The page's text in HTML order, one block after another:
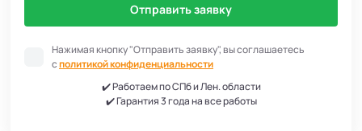
Отправить заявку
Нажимая кнопку "Отправить заявку", вы соглашаетесь
сполитикой конфиденциальности
✔️ Работаем по СПб и Лен. области
✔️ Гарантия 3 года на все работы